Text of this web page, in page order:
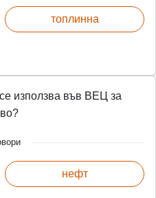
топлинна
използва във ВЕЦ за
нефт